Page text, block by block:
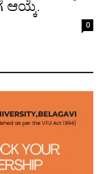
ಆಯ್ಕೆ.
0